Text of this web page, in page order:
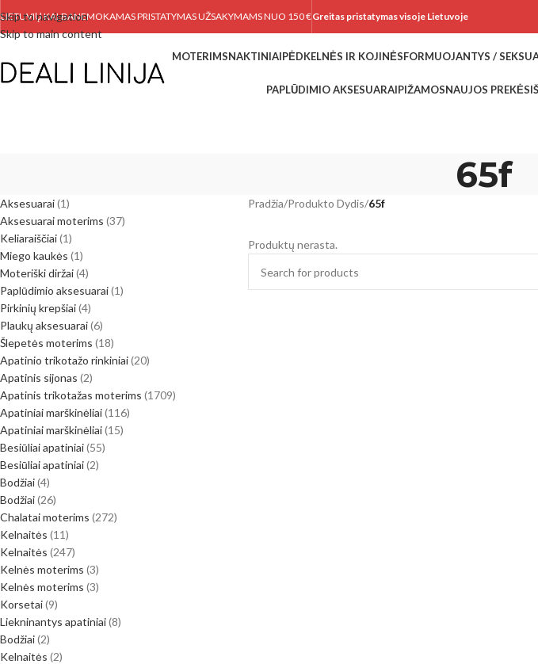
Skip to navigation
Skip to main content
LIETUVIŲ KALBANEMOKAMAS PRISTATYMAS UŽSAKYMAMS NUO 150 €Greitas pristatymas visoje Lietuvoje
MOTERIMSNAKTINIAIPĖDKELNĖS IR KOJINĖSFORMUOJANTYS /
PAPLŪDIMIO AKSESUARAIPIŽAMOSNAUJOS PREKĖS
65f
Aksesuarai 1
Aksesuarai moterims 37
Keliaraiščiai 1
Miego kaukės 1
Moteriški diržai 4
Paplūdimio aksesuarai 1
Pirkinių krepšiai 4
Plaukų aksesuarai 6
Šlepetės moterims 18
Apatinio trikotažo rinkiniai 20
Apatinis sijonas 2
Apatinis trikotažas moterims 1709
Apatiniai marškinėliai 116
Apatiniai marškinėliai 15
Besiūliai apatiniai 55
Besiūliai apatiniai 2
Bodžiai 4
Bodžiai 26
Chalatai moterims 272
Kelnaitės 11
Kelnaitės 247
Kelnės moterims 3
Kelnės moterims 3
Korsetai 9
Liekninantys apatiniai 8
Bodžiai 2
Kelnaitės 2
Pradžia/Produkto Dydis/65f
Produktų nerasta.